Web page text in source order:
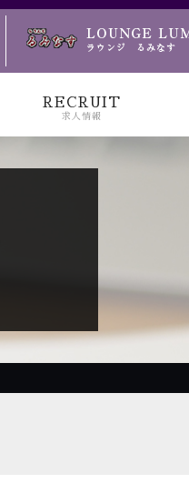
RECRUIT
求人情報